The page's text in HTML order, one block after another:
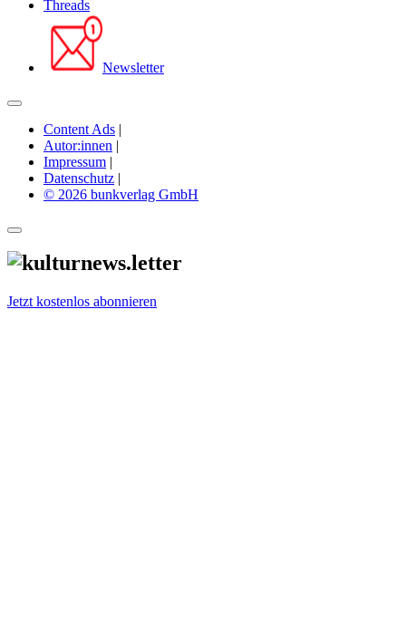
Threads
Newsletter
Content Ads |
Autor:innen |
Impressum |
Datenschutz |
© 2026 bunkverlag GmbH
Jetzt kostenlos abonnieren